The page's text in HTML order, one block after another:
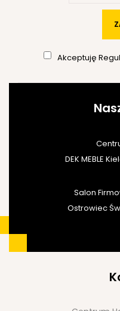
Akceptuję
DEK MEBLE
Salon
Ostrowiec